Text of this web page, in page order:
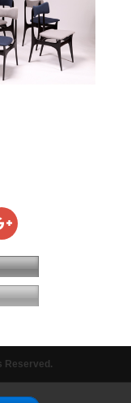
Reserved.